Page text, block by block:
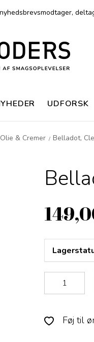
UDFORSK
Olie & Cremer / Belladot,
Føj til